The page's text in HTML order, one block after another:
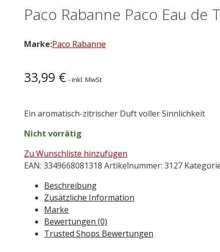
Paco Rabanne Paco Eau de
Marke:Paco Rabanne
33,99 € - inkl. MwSt
Ein aromatisch-zitrischer Duft voller Sinnlichkeit
Nicht vorrätig
Zu Wunschliste hinzufügen
EAN: 3349668081318 Artikelnummer: 3127
Beschreibung
Zusätzliche Information
Marke
Bewertungen (0)
Trusted Shops Bewertungen